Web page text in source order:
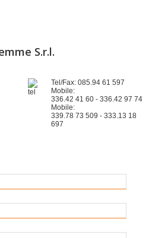
S.r.l.
Tel/Fax: 085.94 61 597
Mobile:
336.42 41 60 - 336.42 97 74
Mobile:
339.78 73 509 - 333.13 18
697